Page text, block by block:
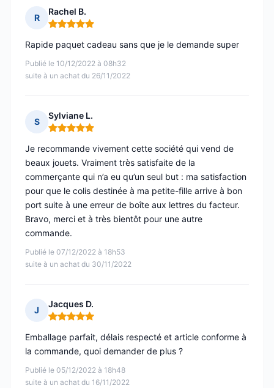
R
Rachel B.
Note : 5 sur 5
Publié le 10/12/2022 à 08h32
suite à un achat du 26/11/2022
Rapide paquet cadeau sans que je le demande super
S
Sylviane L.
Note : 5 sur 5
Publié le 07/12/2022 à 18h53
suite à un achat du 30/11/2022
Je recommande vivement cette société qui vend de
beaux jouets. Vraiment très satisfaite de la
commerçante qui n’a eu qu’un seul but : ma satisfaction
pour que le colis destinée à ma petite-fille arrive à bon
port suite à une erreur de boîte aux lettres du facteur.
Bravo, merci et à très bientôt pour une autre
commande.
J
Jacques D.
Note : 5 sur 5
Publié le 05/12/2022 à 18h48
suite à un achat du 16/11/2022
Emballage parfait, délais respecté et article conforme à
la commande, quoi demander de plus ?